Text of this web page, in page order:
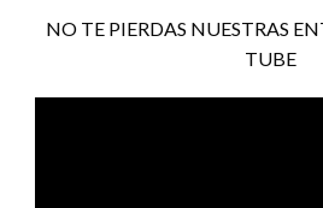
NO TE PIERDAS NUESTRAS
TUBE